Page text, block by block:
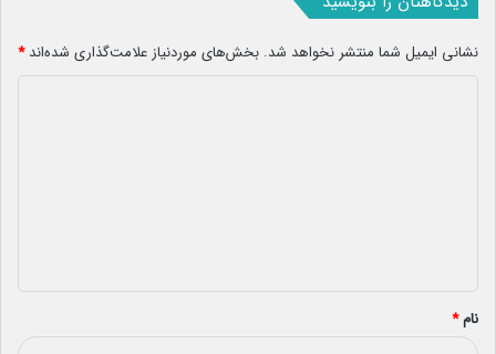
نشانی ایمیل شما منتشر نخواهد شد. بخش‌های موردنیاز علامت‌گذاری شده‌اند*
*
نام*